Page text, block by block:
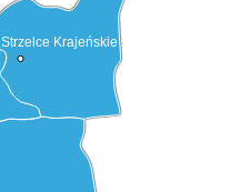
Strzelce Krajeńskie